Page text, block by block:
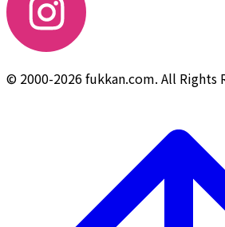
© 2000-2026 fukkan.com. All Rights